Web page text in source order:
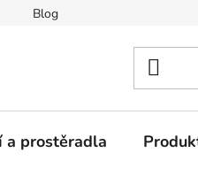
Blog
a prostěradla